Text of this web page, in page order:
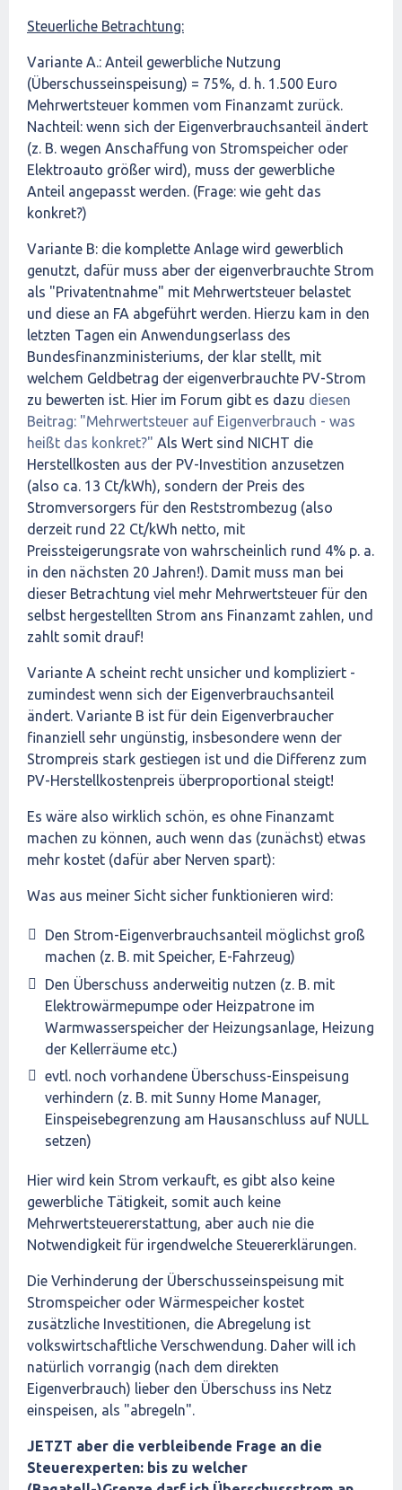
Steuerliche Betrachtung:
Variante A.: Anteil gewerbliche Nutzung
(Überschusseinspeisung) = 75%, d. h. 1.500 Euro
Mehrwertsteuer kommen vom Finanzamt zurück.
Nachteil: wenn sich der Eigenverbrauchsanteil ändert
(z. B. wegen Anschaffung von Stromspeicher oder
Elektroauto größer wird), muss der gewerbliche
Anteil angepasst werden. (Frage: wie geht das
konkret?)
Variante B: die komplette Anlage wird gewerblich
genutzt, dafür muss aber der eigenverbrauchte Strom
als "Privatentnahme" mit Mehrwertsteuer belastet
und diese an FA abgeführt werden. Hierzu kam in den
letzten Tagen ein Anwendungserlass des
Bundesfinanzministeriums, der klar stellt, mit
welchem Geldbetrag der eigenverbrauchte PV-Strom
zu bewerten ist. Hier im Forum gibt es dazu diesen
Beitrag: "Mehrwertsteuer auf Eigenverbrauch - was
heißt das konkret?" Als Wert sind NICHT die
Herstellkosten aus der PV-Investition anzusetzen
(also ca. 13 Ct/kWh), sondern der Preis des
Stromversorgers für den Reststrombezug (also
derzeit rund 22 Ct/kWh netto, mit
Preissteigerungsrate von wahrscheinlich rund 4% p. a.
in den nächsten 20 Jahren!). Damit muss man bei
dieser Betrachtung viel mehr Mehrwertsteuer für den
selbst hergestellten Strom ans Finanzamt zahlen, und
zahlt somit drauf!
Variante A scheint recht unsicher und kompliziert -
zumindest wenn sich der Eigenverbrauchsanteil
ändert. Variante B ist für dein Eigenverbraucher
finanziell sehr ungünstig, insbesondere wenn der
Strompreis stark gestiegen ist und die Differenz zum
PV-Herstellkostenpreis überproportional steigt!
Es wäre also wirklich schön, es ohne Finanzamt
machen zu können, auch wenn das (zunächst) etwas
mehr kostet (dafür aber Nerven spart):
Was aus meiner Sicht sicher funktionieren wird:
Den Strom-Eigenverbrauchsanteil möglichst groß
machen (z. B. mit Speicher, E-Fahrzeug)
Den Überschuss anderweitig nutzen (z. B. mit
Elektrowärmepumpe oder Heizpatrone im
Warmwasserspeicher der Heizungsanlage, Heizung
der Kellerräume etc.)
evtl. noch vorhandene Überschuss-Einspeisung
verhindern (z. B. mit Sunny Home Manager,
Einspeisebegrenzung am Hausanschluss auf NULL
setzen)
Hier wird kein Strom verkauft, es gibt also keine
gewerbliche Tätigkeit, somit auch keine
Mehrwertsteuererstattung, aber auch nie die
Notwendigkeit für irgendwelche Steuererklärungen.
Die Verhinderung der Überschusseinspeisung mit
Stromspeicher oder Wärmespeicher kostet
zusätzliche Investitionen, die Abregelung ist
volkswirtschaftliche Verschwendung. Daher will ich
natürlich vorrangig (nach dem direkten
Eigenverbrauch) lieber den Überschuss ins Netz
einspeisen, als "abregeln".
JETZT aber die verbleibende Frage an die
Steuerexperten: bis zu welcher